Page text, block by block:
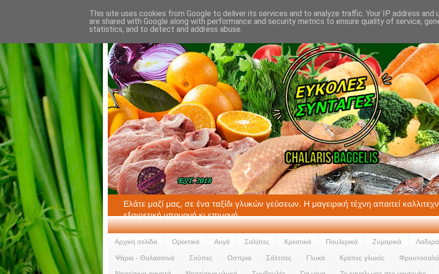
Ελάτε μαζί μας, σε ένα ταξίδι γλυκών γεύσεων. Η μαγειρική τέχνη απαιτεί
εξαιρετική υπομονή κι επιμονή.
Αρχική σελίδα Ορεκτικά Αυγά Σαλάτες Κρεατικά Πουλερικά Ζυμαρικά Λαδερά
Ψάρια - Θαλασσινά Σούπες Οσπρια Σάλτσες Γλυκά Κρέπες γλυκές
This site uses cookies from Google to deliver its services and to analyze traffic. Your IP address and
are shared with Google along with performance and security metrics to ensure quality of service,
statistics, and to detect and address abuse.